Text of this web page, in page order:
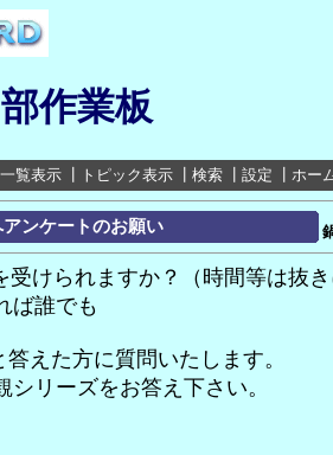
作業板
一覧表示 トピック表示 検索 設定 ホー
ンケートのお願い
受けられますか？（時間等は抜
ば誰でも
えた方に質問いたします。
シリーズをお答え下さい。